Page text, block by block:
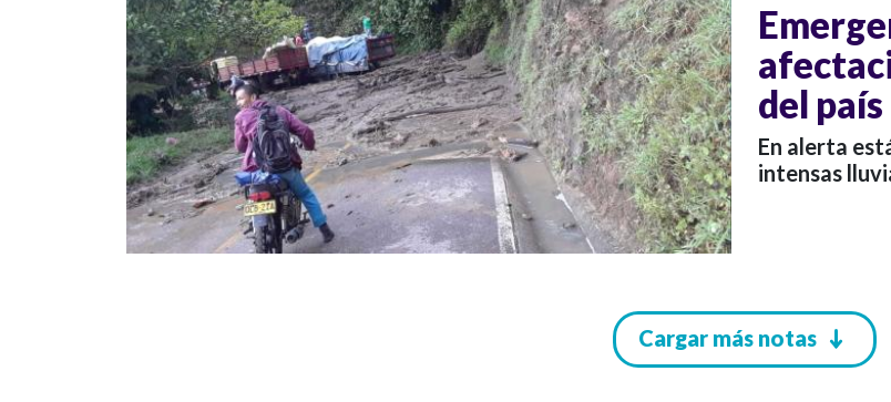
del país
En alerta
intensas
Cargar más notas